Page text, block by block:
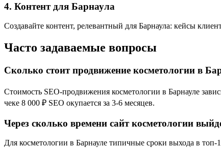
4. Контент для Барнаула
Создавайте контент, релевантный для Барнаула: кейсы
Часто задаваемые вопросы
Сколько стоит продвижение косметологии в
Стоимость SEO-продвижения косметологии в Барнауле
чеке 8 000 ₽ SEO окупается за 3-6 месяцев.
Через сколько времени сайт косметологии
Для косметологии в Барнауле типичные сроки выхода в